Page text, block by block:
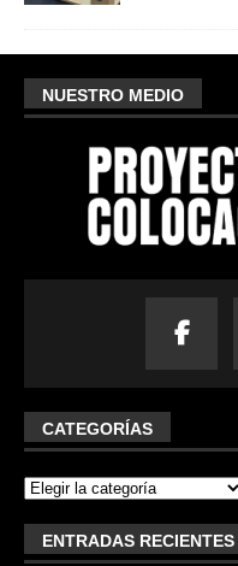
NUESTRO MEDIO
CATEGORÍAS
ENTRADAS RECIENTES